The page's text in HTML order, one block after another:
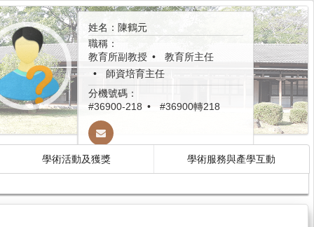
姓名：陳鶴元
職稱：
教育所副教授
教育所主任
師資培育主任
分機號碼：
#36900-218
#36900轉218
學術活動及獲獎 學術服務與產學互動